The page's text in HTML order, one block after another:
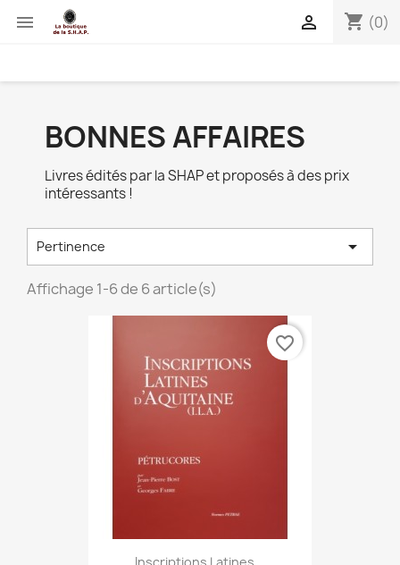
 shopping_cart (0)

BONNES AFFAIRES
Livres édités par la SHAP et proposés à des prix
intéressants !
Pertinence 
Affichage 1-6 de 6 article(s)
favorite_border